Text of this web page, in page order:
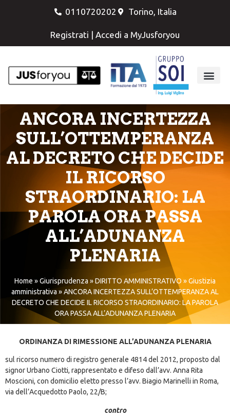
0110720202 Torino, Italia
Registrati | Accedi a MyJusforyou
ANCORA INCERTEZZA
SULL’OTTEMPERANZA
AL DECRETO CHE DECIDE
IL RICORSO
STRAORDINARIO: LA
PAROLA ORA PASSA
ALL’ADUNANZA
PLENARIA
Home »Giurisprudenza»DIRITTO AMMINISTRATIVO »Giustizia
amministrativa »ANCORA INCERTEZZA SULL’OTTEMPERANZA AL
DECRETO CHE DECIDE IL RICORSO STRAORDINARIO: LA PAROLA
ORA PASSA ALL’ADUNANZA PLENARIA
ORDINANZA DI RIMESSIONE ALL’ADUNANZA PLENARIA
sul ricorso numero di registro generale 4814 del 2012, proposto dal
signor Urbano Ciotti, rappresentato e difeso dall’avv. Anna Rita
Moscioni, con domicilio eletto presso l’avv. Biagio Marinelli in Roma,
via dell’Acquedotto Paolo, 22/B;
contro